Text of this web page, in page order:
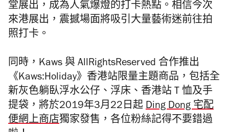
堂展出，成為人氣爆燈的打卡熱點。相信今次
來港展出，震撼場面將吸引大量藝術迷前往拍
照打卡。
同時，Kaws 與 AllRightsReserved 合作推出
《Kaws:Holiday》香港站限量主題商品，包括全
新灰色躺臥浮水公仔、浮床、香港站 T 恤及手
提袋，將於2019年3月22日起 Ding Dong 宅配
便網上商店獨家發售，各位粉絲記得不要錯過